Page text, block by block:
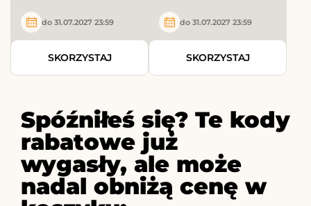
do 31.07.2027 23:59
SKORZYSTAJ
do 31.07.2027 23:59
SKORZYSTAJ
Spóźniłeś się? Te kody
rabatowe już
wygasły, ale może
nadal obniżą cenę w